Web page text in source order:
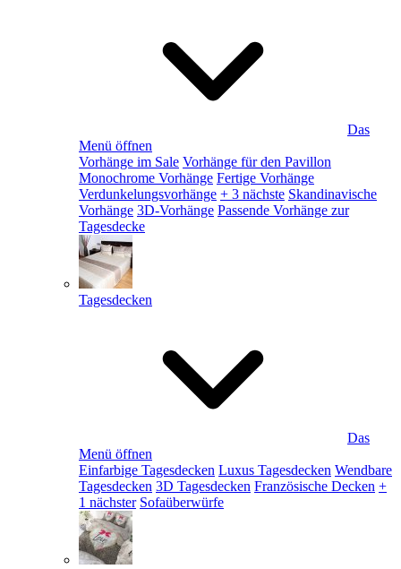
Das
Menü öffnen
Vorhänge im Sale Vorhänge für den Pavillon
Monochrome Vorhänge Fertige Vorhänge
Verdunkelungsvorhänge + 3 nächste Skandinavische
Vorhänge 3D-Vorhänge Passende Vorhänge zur
Tagesdecke
Tagesdecken
Das
Menü öffnen
Einfarbige Tagesdecken Luxus Tagesdecken Wendbare
Tagesdecken 3D Tagesdecken Französische Decken +
1 nächster Sofaüberwürfe